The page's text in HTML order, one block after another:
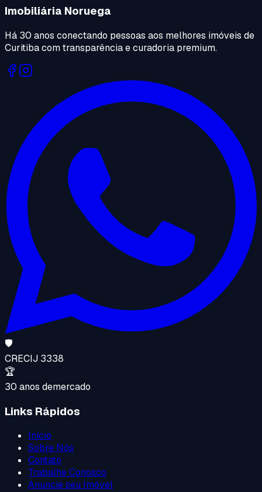
Imobiliária Noruega
Há 30 anos conectando pessoas aos melhores imóveis de
Curitiba com transparência e curadoria premium.
🛡️
CRECIJ 3338
🏆
30 anos demercado
Links Rápidos
Início
Sobre Nós
Contato
Trabalhe Conosco
Anuncie seu Imóvel